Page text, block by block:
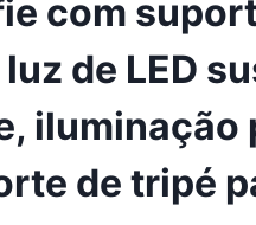
com
de LED
iluminação
de tripé